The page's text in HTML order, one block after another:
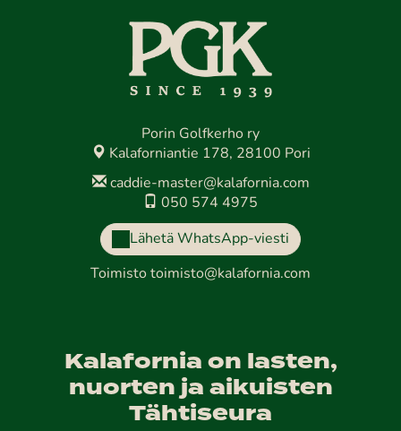
Porin Golfkerho ry
Kalaforniantie 178, 28100 Pori
caddie-master@kalafornia.com
050 574 4975
Lähetä WhatsApp-viesti
Toimisto toimisto@kalafornia.com
Kalafornia on lasten,
nuorten ja aikuisten
Tähtiseura